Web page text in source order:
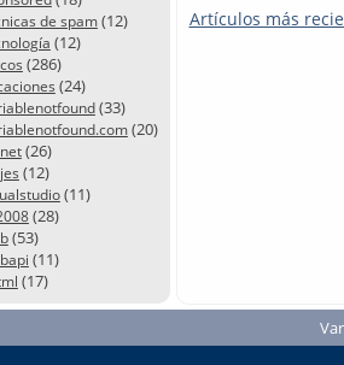
de spam(12)
(12)
(286)
(24)
(33)
(20)
(26)
(12)
(11)
(28)
(53)
(11)
(17)
Artículos más